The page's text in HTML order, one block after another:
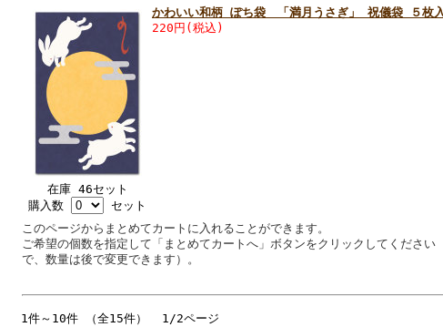
在庫 46セット
購入数
セット
かわいい和柄 ぽち袋 「満月うさぎ」 祝儀袋 ５枚
220円(税込)
このページからまとめてカートに入れることができます。
ご希望の個数を指定して「まとめてカートへ」ボタンをクリックしてくださ
で、数量は後で変更できます）。
1件～10件 （全15件） 1/2ページ